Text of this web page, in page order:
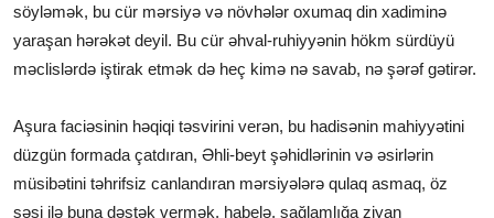
söyləmək, bu cür mərsiyə və növhələr oxumaq din xadiminə
yaraşan hərəkət deyil. Bu cür əhval-ruhiyyənin hökm sürdüyü
məclislərdə iştirak etmək də heç kimə nə savab, nə şərəf gətirər.
Aşura faciəsinin həqiqi təsvirini verən, bu hadisənin mahiyyətini
düzgün formada çatdıran, Əhli-beyt şəhidlərinin və əsirlərin
müsibətini təhrifsiz canlandıran mərsiyələrə qulaq asmaq, öz
səsi ilə buna dəstək vermək, habelə, sağlamlığa ziyan